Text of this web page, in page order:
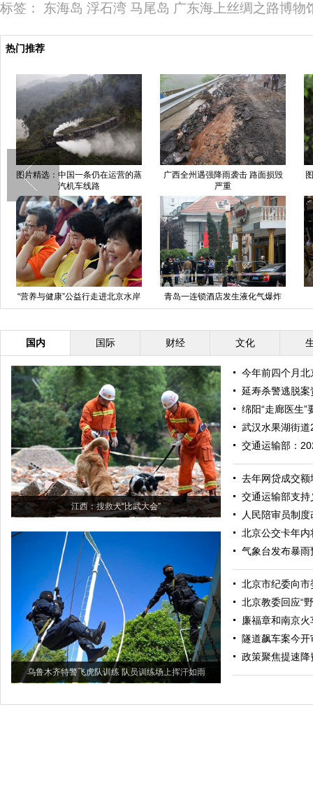
标签： 东海岛 浮石湾 马尾岛 广东海上丝绸之路博物
热门推荐
图片精选：中国一条仍在运营的蒸
汽机车线路
广西全州遇强降雨袭击 路面损毁
严重
“营养与健康”公益行走进北京水岸
家园社区
青岛一连锁酒店发生液化气爆炸
国内 国际 财经 文化
江西：搜救犬“比武大会”
乌鲁木齐特警飞虎队训练 队员训练场上挥汗如雨
今年前四个月
延寿杀警逃脱
绵阳“走廊医生”
武汉水果湖街道
交通运输部：
去年网贷成交
交通运输部支
人民陪审员制
北京公交卡年
气象台发布暴
北京市纪委向
北京教委回应“
廉福章和南京
隧道飙车案今
政策聚焦提速